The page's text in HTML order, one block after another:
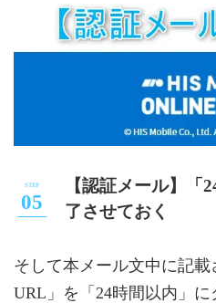
【認証メール】「
了させておく
そして本メール文中に記載
URL」を「24時間以内」